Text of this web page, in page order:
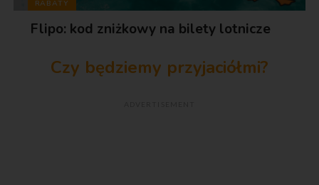
RABATY
Flipo: kod zniżkowy na bilety lotnicze
Czy będziemy przyjaciółmi?